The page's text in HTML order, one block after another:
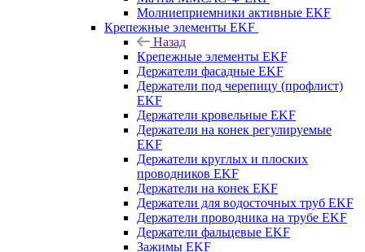
Молниеприемники активные EKF
Крепежные элементы EKF
Назад
Крепежные элементы EKF
Держатели фасадные EKF
Держатели под черепицу (профлист)
EKF
Держатели кровельные EKF
Держатели на конек регулируемые
EKF
Держатели круглых и плоских
проводников EKF
Держатели на конек EKF
Держатели для водосточных труб EKF
Держатели проводника на трубе EKF
Держатели фальцевые EKF
Зажимы EKF